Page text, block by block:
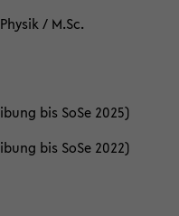
/ M.Sc.
bis SoSe 2025)
bis SoSe 2022)